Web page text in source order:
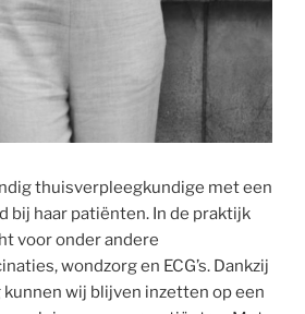
thuisverpleegkundige met een
bij haar patiënten. In de praktijk
voor onder andere
wondzorg en ECG’s. Dankzij
wij blijven inzetten op een